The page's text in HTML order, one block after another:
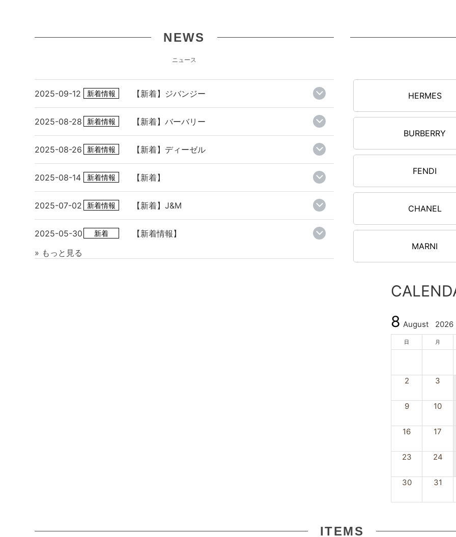
NEWS
ニュース
2025-09-12 新着情報 【新着】ジバンジー
2025-08-28 新着情報 【新着】バーバリー
2025-08-26 新着情報 【新着】ディーゼル
2025-08-14 新着情報 【新着】
2025-07-02 新着情報 【新着】J&M
2025-05-30 新着
【新着情報】
» もっと見る
HERMES
BURBERRY
FENDI
CHANEL
MARNI
8 August 2026
日 月
2 3
9 10
16 17
23 24
30 31
ITEMS